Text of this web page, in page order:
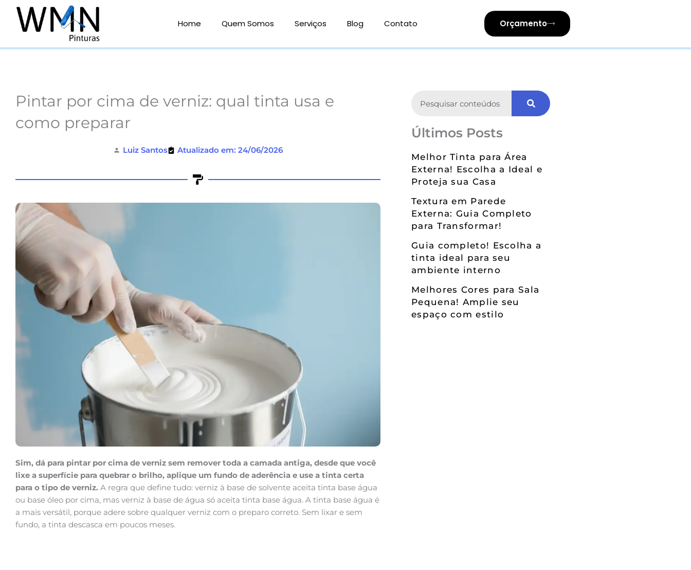
Home Quem Somos Serviços Blog Contato Orçamento
Pintar por cima de verniz: qual tinta usa e
como preparar
Luiz Santos Atualizado em: 24/06/2026
Sim, dá para pintar por cima de verniz sem remover toda a camada antiga, desde que você
lixe a superfície para quebrar o brilho, aplique um fundo de aderência e use a tinta certa
para o tipo de verniz. A regra que define tudo: verniz à base de solvente aceita tinta base água
ou base óleo por cima, mas verniz à base de água só aceita tinta base água. A tinta base água é
a mais versátil, porque adere sobre qualquer verniz com o preparo correto. Sem lixar e sem
fundo, a tinta descasca em poucos meses.
Últimos Posts
Melhor Tinta para Área
Externa! Escolha a Ideal e
Proteja sua Casa
Textura em Parede
Externa: Guia Completo
para Transformar!
Guia completo! Escolha a
tinta ideal para seu
ambiente interno
Melhores Cores para Sala
Pequena! Amplie seu
espaço com estilo